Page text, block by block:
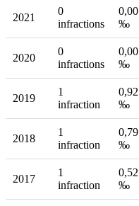
2021
0
infractions
0,00
‰
2020
0
infractions
0,00
‰
2019
1
infraction
0,92
‰
2018
1
infraction
0,79
‰
2017
1
infraction
0,52
‰